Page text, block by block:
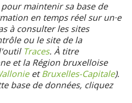
maintenir sa base de
en temps réel sur un·e
à consulter les sites
ou le site de la
Traces. À titre
et la Région bruxelloise
etBruxelles-Capitale).
base de données, cliquez